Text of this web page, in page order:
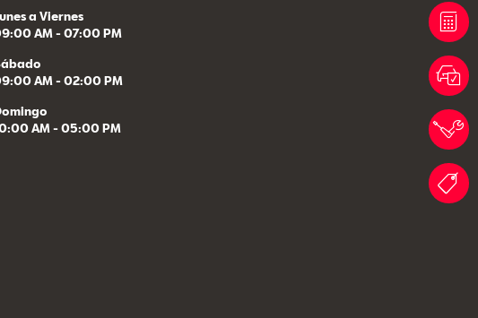
a Viernes
AM - 07:00 PM
AM - 02:00 PM
AM - 05:00 PM